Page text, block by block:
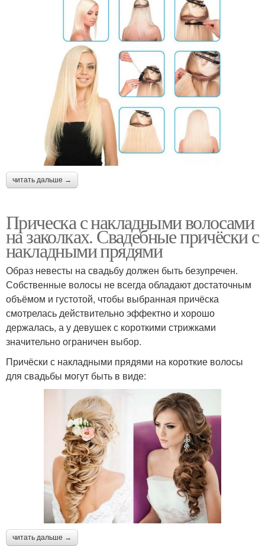
читать дальше →
Прическа с накладными волосами
на заколках. Свадебные причёски с
накладными прядями
Образ невесты на свадьбу должен быть безупречен.
Собственные волосы не всегда обладают достаточным
объёмом и густотой, чтобы выбранная причёска
смотрелась действительно эффектно и хорошо
держалась, а у девушек с короткими стрижками
значительно ограничен выбор.
Причёски с накладными прядями на короткие волосы
для свадьбы могут быть в виде:
читать дальше →